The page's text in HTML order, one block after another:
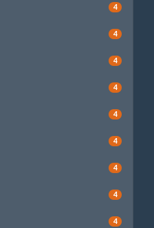
4
4
4
4
4
4
4
4
4